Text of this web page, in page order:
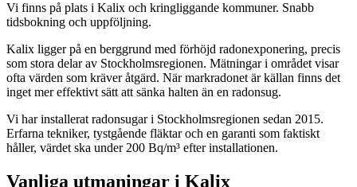
Vi finns på plats i Kalix och kringliggande kommuner. Snabb
tidsbokning och uppföljning.
Kalix ligger på en berggrund med förhöjd radonexponering, precis
som stora delar av Stockholmsregionen. Mätningar i området visar
ofta värden som kräver åtgärd. När markradonet är källan finns det
inget mer effektivt sätt att sänka halten än en radonsug.
Vi har installerat radonsugar i Stockholmsregionen sedan 2015.
Erfarna tekniker, tystgående fläktar och en garanti som faktiskt
håller, värdet ska under 200 Bq/m³ efter installationen.
Vanliga utmaningar i Kalix